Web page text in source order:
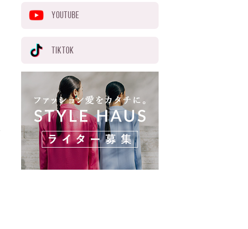
YOUTUBE
TIKTOK